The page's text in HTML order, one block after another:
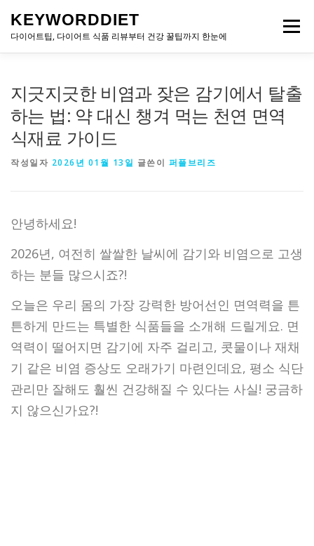
KEYWORDDIET
다이어트팁, 다이어트 식품 리뷰부터 건강 꿀팁까지 한눈에
메뉴
지긋지긋한 비염과 잦은 감기에서 탈출
하는 법: 약 대신 챙겨 먹는 천연 면역
식재료 가이드
작성일자 2026년 01월 13일 글쓴이 퍼플브리즈
안녕하세요!
2026년, 여전히 쌀쌀한 날씨에 감기와 비염으로 고생
하는 분들 많으시죠?!
오늘은 우리 몸의 가장 강력한 방어선인 면역력을 튼
튼하게 만드는 특별한 식품들을 소개해 드릴게요. 면
역력이 떨어지면 감기에 자주 걸리고, 콧물이나 재채
기 같은 비염 증상도 오래가기 마련인데요, 평소 식단
관리만 잘해도 훨씬 건강해질 수 있다는 사실! 궁금하
지 않으신가요?!